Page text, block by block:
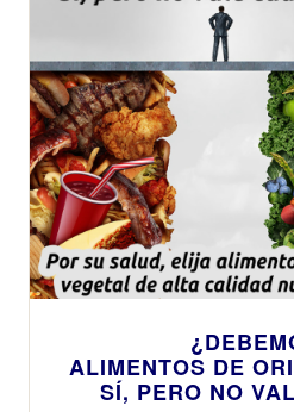
ALIMENTOS DE
SÍ, PERO NO